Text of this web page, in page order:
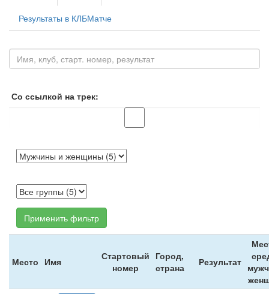
Результаты в КЛБМатче
Со ссылкой на трек:
Применить фильтр
Место Имя
Стартовый
номер
Город,
страна
Результат